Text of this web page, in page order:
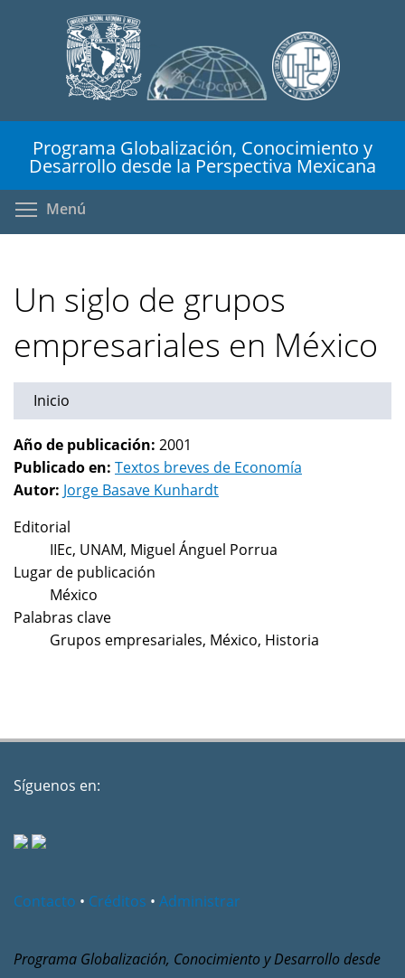
contenido
Programa Globalización, Conocimiento y
Desarrollo desde la Perspectiva Mexicana
Menú
Un siglo de grupos
empresariales en México
Inicio
Año de publicación: 2001
Publicado en: Textos breves de Economía
Autor: Jorge Basave Kunhardt
Editorial
IIEc, UNAM, Miguel Ánguel Porrua
Lugar de publicación
México
Palabras clave
Grupos empresariales, México, Historia
Síguenos en:
Contacto • Créditos • Administrar
Programa Globalización, Conocimiento y Desarrollo desde